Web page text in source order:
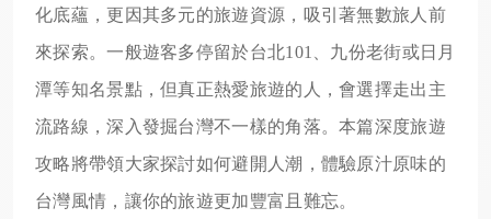
化底蘊，更因其多元的旅遊資源，吸引著無數旅人前
來探索。一般遊客多停留於台北101、九份老街或日月
潭等知名景點，但真正熱愛旅遊的人，會選擇走出主
流路線，深入發掘台灣不一樣的角落。本篇深度旅遊
攻略將帶領大家探討如何避開人潮，體驗原汁原味的
台灣風情，讓你的旅遊更加豐富且難忘。